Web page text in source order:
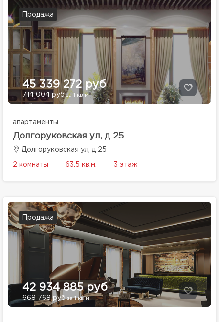
Продажа
45 339 272 руб
714 004 рубза 1 кв.м.
апартаменты
Долгоруковская ул, д 25
Долгоруковская ул, д 25
2 комнаты 63.5 кв.м. 3 этаж
Продажа
42 934 885 руб
668 768 рубза 1 кв.м.